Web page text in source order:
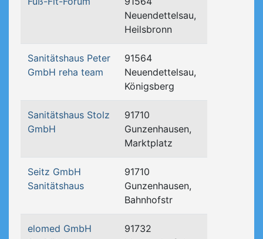
Neuendettelsau,
Heilsbronn
Sanitätshaus Peter
GmbH reha team
91564
Neuendettelsau,
Königsberg
Sanitätshaus Stolz
GmbH
91710
Gunzenhausen,
Marktplatz
Seitz GmbH
Sanitätshaus
91710
Gunzenhausen,
Bahnhofstr
elomed GmbH
91732